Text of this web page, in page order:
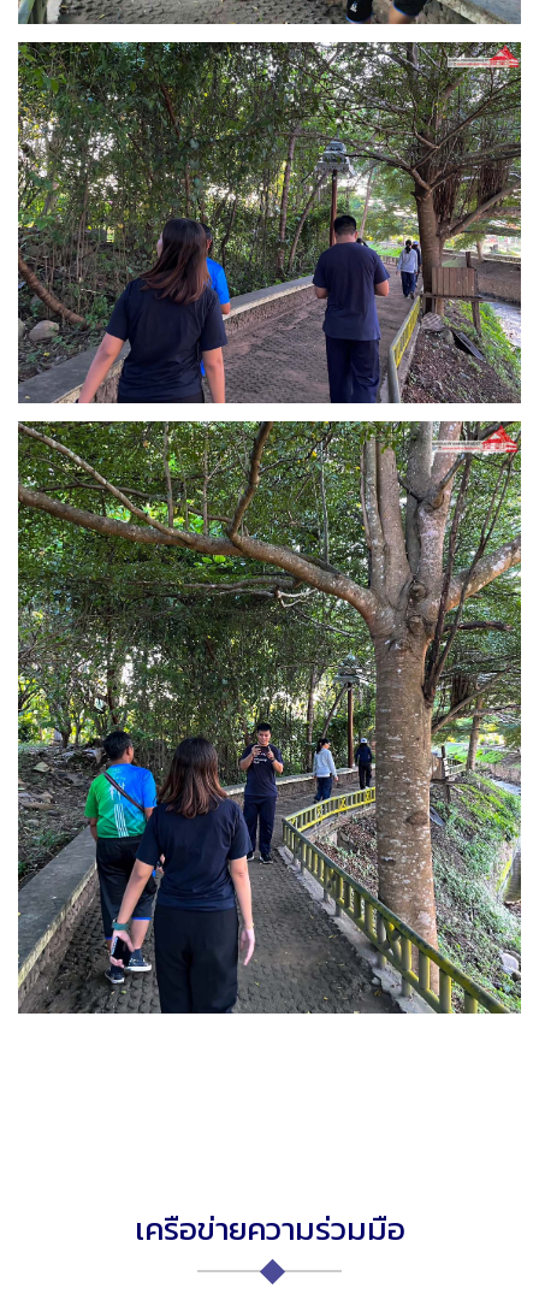
เครือข่ายความร่วมมือ